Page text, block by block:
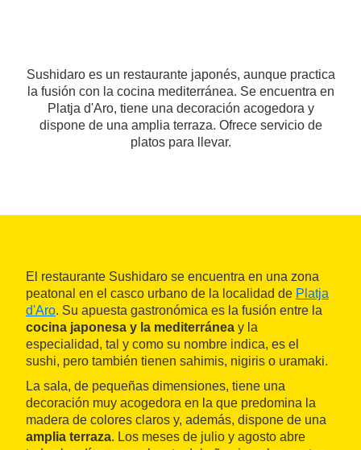
Sushidaro es un restaurante japonés, aunque practica
la fusión con la cocina mediterránea. Se encuentra en
Platja d'Aro, tiene una decoración acogedora y
dispone de una amplia terraza. Ofrece servicio de
platos para llevar.
El restaurante Sushidaro se encuentra en una zona
peatonal en el casco urbano de la localidad de Platja
d'Aro. Su apuesta gastronómica es la fusión entre la
cocina japonesa y la mediterránea y la
especialidad, tal y como su nombre indica, es el
sushi, pero también tienen sahimis, nigiris o uramaki.
La sala, de pequeñas dimensiones, tiene una
decoración muy acogedora en la que predomina la
madera de colores claros y, además, dispone de una
amplia terraza. Los meses de julio y agosto abre